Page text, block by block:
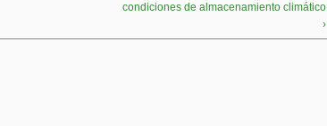
condiciones de almacenamiento climático
›